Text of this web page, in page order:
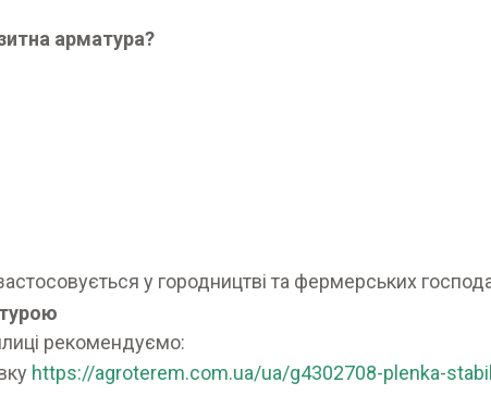
арматура?
у городництві та фермерських
рекомендуємо:
https://agroterem.com.ua/ua/g4302708-plenka-